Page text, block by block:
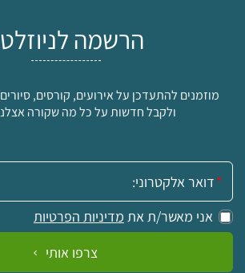
הרשמה
מוזמנים להתעדכן על אירועים, קורסים,
ולקבל חדשות על כל מה שקורה
אימייל:
אני מאשר/ת את מדיניות הפרטיות
צרפו אותי